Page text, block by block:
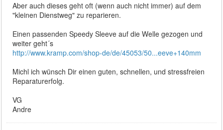
Aber auch dieses geht oft (wenn auch nicht immer) auf dem
"kleinen Dienstweg" zu reparieren.
Einen passenden Speedy Sleeve auf die Welle gezogen und
weiter geht´s
http://www.kramp.com/shop-de/de/45053/50...eeve+140mm
Michl ich wünsch Dir einen guten, schnellen, und stressfreien
Reparaturerfolg.
VG
Andre